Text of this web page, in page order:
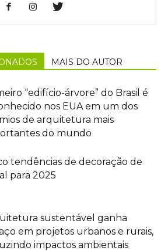
MAIS DO AUTOR
“edifício-árvore” do Brasil é
nos EUA em um dos
de arquitetura mais
do mundo
tendências de decoração de
para 2025
sustentável ganha
em projetos urbanos e rurais,
impactos ambientais